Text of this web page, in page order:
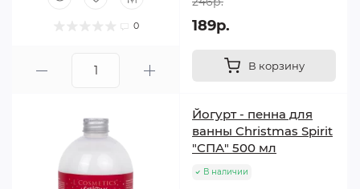
0 189р.
В корзину
Йогурт - пенна для
ванны Christmas Spirit
"СПА" 500 мл
В наличии